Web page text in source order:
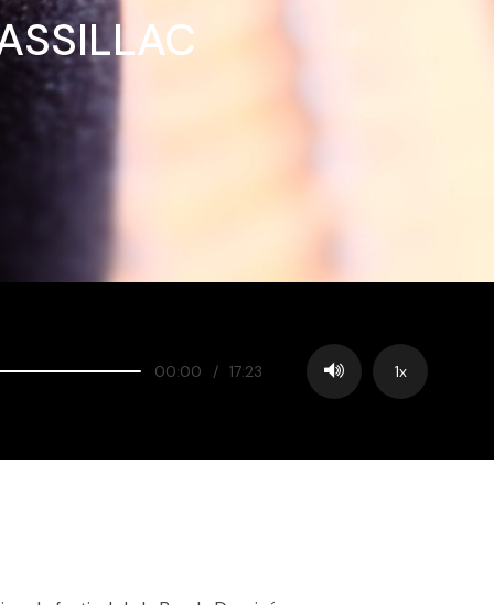
00:00 / 17:23 1x